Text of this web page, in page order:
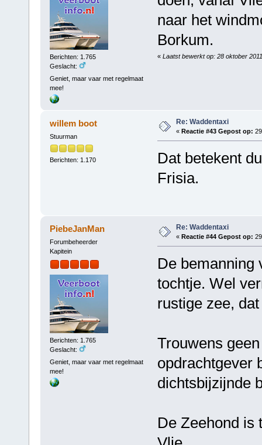
Berichten: 1.765
Geslacht:
Geniet, maar vaar met regelmaat
mee!
naar het
Borkum.
« Laatst bewerkt op: 28 oktober
willem boot
Stuurman
Berichten: 1.170
Re: Waddentaxi
« Reactie #43 Gepost op:
Dat betekent
Frisia.
PiebeJanMan
Forumbeheerder
Kapitein
Berichten: 1.765
Geslacht:
Geniet, maar vaar met regelmaat
mee!
Re: Waddentaxi
« Reactie #44 Gepost op:
De bemanning
tochtje. Wel
rustige zee,
Trouwens
opdrachtgever
dichtsbijzijnde
De Zeehond is